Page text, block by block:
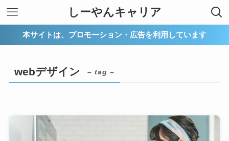
しーやんキャリア
本サイトは、プロモーション・広告を利用しています
webデザイン – tag –